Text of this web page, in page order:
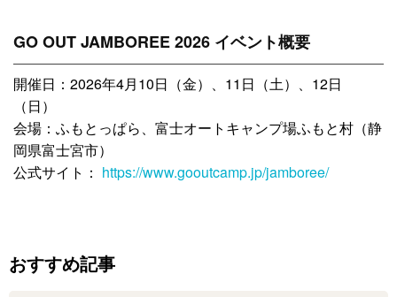
GO OUT JAMBOREE 2026 イベント概要
開催日：2026年4月10日（金）、11日（土）、12日
（日）
会場：ふもとっぱら、富士オートキャンプ場ふもと村（静
岡県富士宮市）
公式サイト： https://www.gooutcamp.jp/jamboree/
おすすめ記事